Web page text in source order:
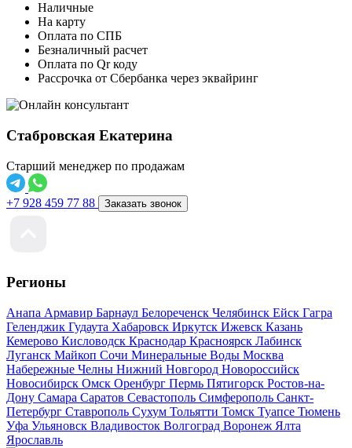
Наличные
На карту
Оплата по СПБ
Безналичный расчет
Оплата по Qr коду
Рассрочка от Сбербанка через эквайринг
Стабровская Екатерина
Старший менеджер по продажам
+7 928 459 77 88 Заказать звонок
Регионы
Анапа Армавир Барнаул Белореченск Челябинск Ейск Гагра
Геленджик Гудаута Хабаровск Иркутск Ижевск Казань
Кемерово Кисловодск Краснодар Красноярск Лабинск
Луганск Майкоп Сочи Минеральные Воды Москва
Набережные Челны Нижний Новгород Новороссийск
Новосибирск Омск Оренбург Пермь Пятигорск Ростов-на-
Дону Самара Саратов Севастополь Симферополь Санкт-
Петербург Ставрополь Сухум Тольятти Томск Туапсе Тюмень
Уфа Ульяновск Владивосток Волгоград Воронеж Ялта
Ярославль